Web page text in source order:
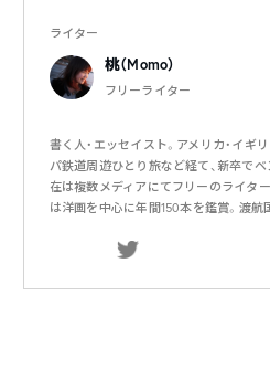
ライター
桃（Momo）
フリーライター
書く人・エッセイスト。アメリカ・イギ
パ鉄道周遊ひとり旅など経て、新卒で
在は複数メディアにてフリーのライタ
は洋画を中心に年間150本を鑑賞。渡航